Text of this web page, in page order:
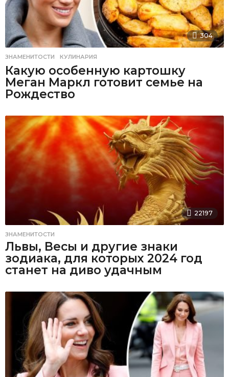
304
ЗНАМЕНИТОСТИ ,КУЛИНАРИЯ
Какую особенную картошку
Меган Маркл готовит семье на
Рождество
22197
ЗНАМЕНИТОСТИ
Львы, Весы и другие знаки
зодиака, для которых 2024 год
станет на диво удачным